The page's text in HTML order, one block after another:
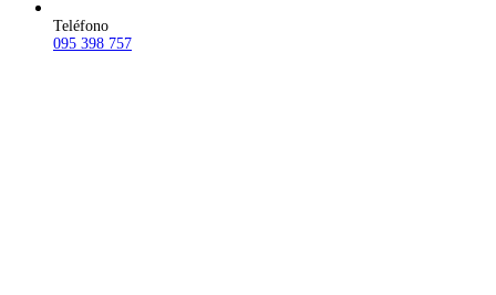
Teléfono
095 398 757